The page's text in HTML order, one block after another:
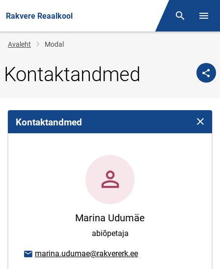
Rakvere Reaalkool Otsing
Jälglink
Avaleht Modal
Kontaktandmed
Kontaktandmed Sulge
Marina Udumäe
abiõpetaja
E-posti aadress
marina.udumae@rakvererk.ee